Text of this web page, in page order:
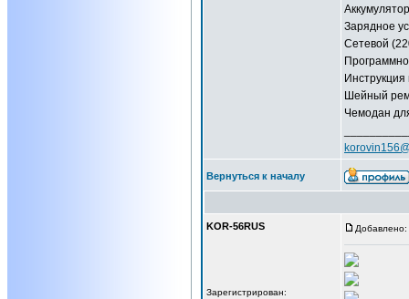
Зарядное
Сетевой
Шейный
Чемодан
Вернуться к началу
KOR-56RUS
Зарегистрирован: